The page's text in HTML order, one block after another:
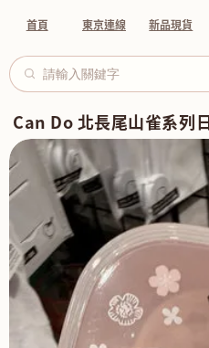
首頁 東京連線 新品現貨
Can Do 北長尾山雀系列